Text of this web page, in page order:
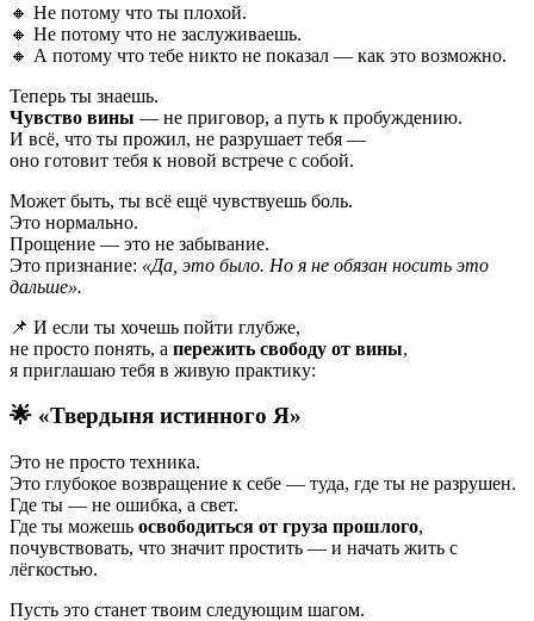
🔸 Не потому что ты плохой.
🔸 Не потому что не заслуживаешь.
🔸 А потому что тебе никто не показал — как это возможно.
Теперь ты знаешь.
Чувство вины — не приговор, а путь к пробуждению.
И всё, что ты прожил, не разрушает тебя —
оно готовит тебя к новой встрече с собой.
Может быть, ты всё ещё чувствуешь боль.
Это нормально.
Прощение — это не забывание.
Это признание: «Да, это было. Но я не обязан носить это
дальше».
📌 И если ты хочешь пойти глубже,
не просто понять, а пережить свободу от вины,
я приглашаю тебя в живую практику:
🌟 «Твердыня истинного Я»
Это не просто техника.
Это глубокое возвращение к себе — туда, где ты не разрушен.
Где ты — не ошибка, а свет.
Где ты можешь освободиться от груза прошлого,
почувствовать, что значит простить — и начать жить с
лёгкостью.
Пусть это станет твоим следующим шагом.